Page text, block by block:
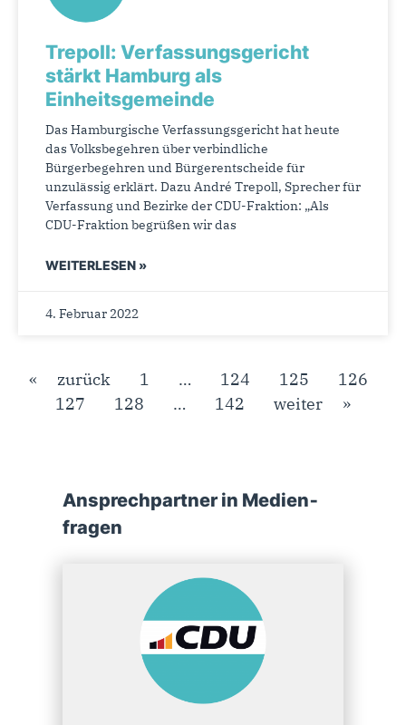
Trepoll: Verfassungsgericht
stärkt Hamburg als
Einheitsgemeinde
Das Hamburgische Verfassungsgericht hat heute
das Volksbegehren über verbindliche
Bürgerbegehren und Bürgerentscheide für
unzulässig erklärt. Dazu André Trepoll, Sprecher für
Verfassung und Bezirke der CDU-Fraktion: „Als
CDU-Fraktion begrüßen wir das
WEITERLESEN »
4. Februar 2022
« zurück 1 … 124 125
126
127
128 … 142 weiter »
Ansprech­partner in Medien­
fragen